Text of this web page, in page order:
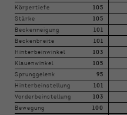
Körpertiefe 105
Stärke 105
Beckenneigung 101
Beckenbreite 101
Hinterbeinwinkel 103
Klauenwinkel 105
Sprunggelenk 95
Hinterbeinstellung 101
Vorderbeinstellung 103
Bewegung 100